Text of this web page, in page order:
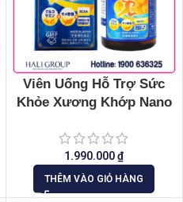
Viên Uống Hỗ Trợ Sức
Khỏe Xương Khớp Nano
Nichiei Bussan
1.990.000₫
THÊM VÀO GIỎ HÀNG